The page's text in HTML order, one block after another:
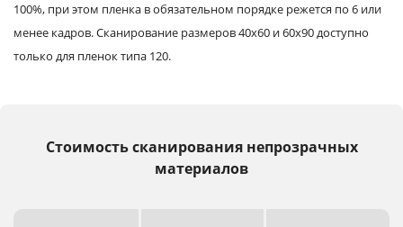
100%, при этом пленка в обязательном порядке режется по 6 или
менее кадров.Сканирование размеров 40х60 и 60х90 доступно
только для пленок типа 120.
Стоимость сканирования непрозрачных
материалов